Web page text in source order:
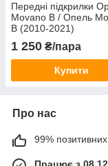
Передні підкрилки
Movano B / Опель
B (2010-2021)
1 250 ₴/пара
Купити
Про нас
99% позитивних